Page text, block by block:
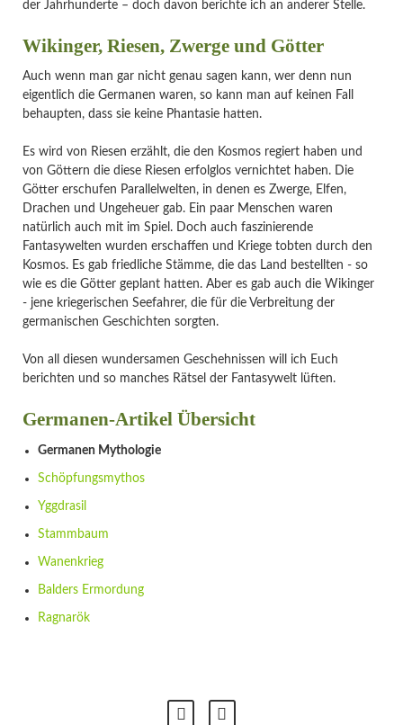
der Jahrhunderte – doch davon berichte ich an anderer Stelle.
Wikinger, Riesen, Zwerge und Götter
Auch wenn man gar nicht genau sagen kann, wer denn nun
eigentlich die Germanen waren, so kann man auf keinen Fall
behaupten, dass sie keine Phantasie hatten.
Es wird von Riesen erzählt, die den Kosmos regiert haben und
von Göttern die diese Riesen erfolglos vernichtet haben. Die
Götter erschufen Parallelwelten, in denen es Zwerge, Elfen,
Drachen und Ungeheuer gab. Ein paar Menschen waren
natürlich auch mit im Spiel. Doch auch faszinierende
Fantasywelten wurden erschaffen und Kriege tobten durch den
Kosmos. Es gab friedliche Stämme, die das Land bestellten - so
wie es die Götter geplant hatten. Aber es gab auch die Wikinger
- jene kriegerischen Seefahrer, die für die Verbreitung der
germanischen Geschichten sorgten.
Von all diesen wundersamen Geschehnissen will ich Euch
berichten und so manches Rätsel der Fantasywelt lüften.
Germanen-Artikel Übersicht
Navigation
Germanen Mythologie
Schöpfungsmythos
Yggdrasil
Stammbaum
Wanenkrieg
Balders Ermordung
Ragnarök